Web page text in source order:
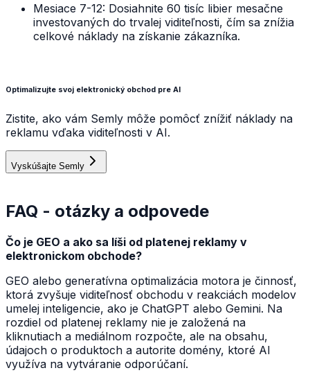
Mesiace 7-12: Dosiahnite 60 tisíc libier mesačne
investovaných do trvalej viditeľnosti, čím sa znížia
celkové náklady na získanie zákazníka.
Optimalizujte svoj elektronický obchod pre AI
Zistite, ako vám Semly môže pomôcť znížiť náklady na
reklamu vďaka viditeľnosti v AI.
Vyskúšajte Semly
FAQ - otázky a odpovede
Čo je GEO a ako sa líši od platenej reklamy v
elektronickom obchode?
GEO alebo generatívna optimalizácia motora je činnosť,
ktorá zvyšuje viditeľnosť obchodu v reakciách modelov
umelej inteligencie, ako je ChatGPT alebo Gemini. Na
rozdiel od platenej reklamy nie je založená na
kliknutiach a mediálnom rozpočte, ale na obsahu,
údajoch o produktoch a autorite domény, ktoré AI
využíva na vytváranie odporúčaní.